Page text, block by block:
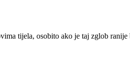
tijela, osobito ako je taj zglob